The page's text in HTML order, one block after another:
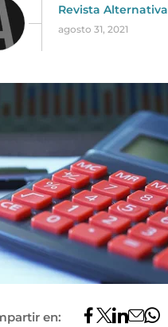
Revista Alternativa
agosto 31, 2021
en: